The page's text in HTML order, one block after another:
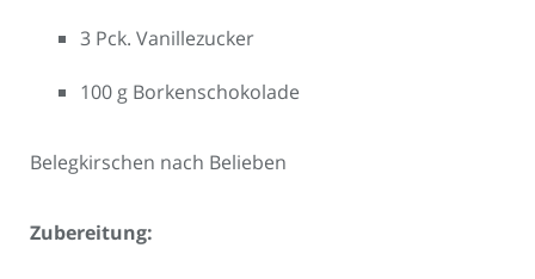
3 Pck. Vanillezucker
100 g Borkenschokolade
Belegkirschen nach Belieben
Zubereitung: